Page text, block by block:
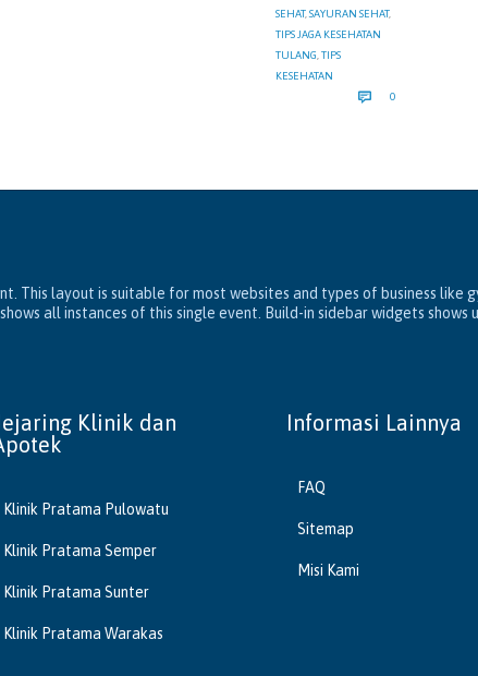
SEHAT, SAYURAN SEHAT,
TIPS JAGA KESEHATAN
TULANG TIPS
KESEHATAN
 0
This layout is suitable for most websites and types of business like
all instances of this single event. Build-in sidebar widgets shows
Klinik dan
Klinik Pratama Pulowatu
Klinik Pratama Semper
Klinik Pratama Sunter
Klinik Pratama Warakas
Informasi Lainnya
FAQ
Sitemap
Misi Kami